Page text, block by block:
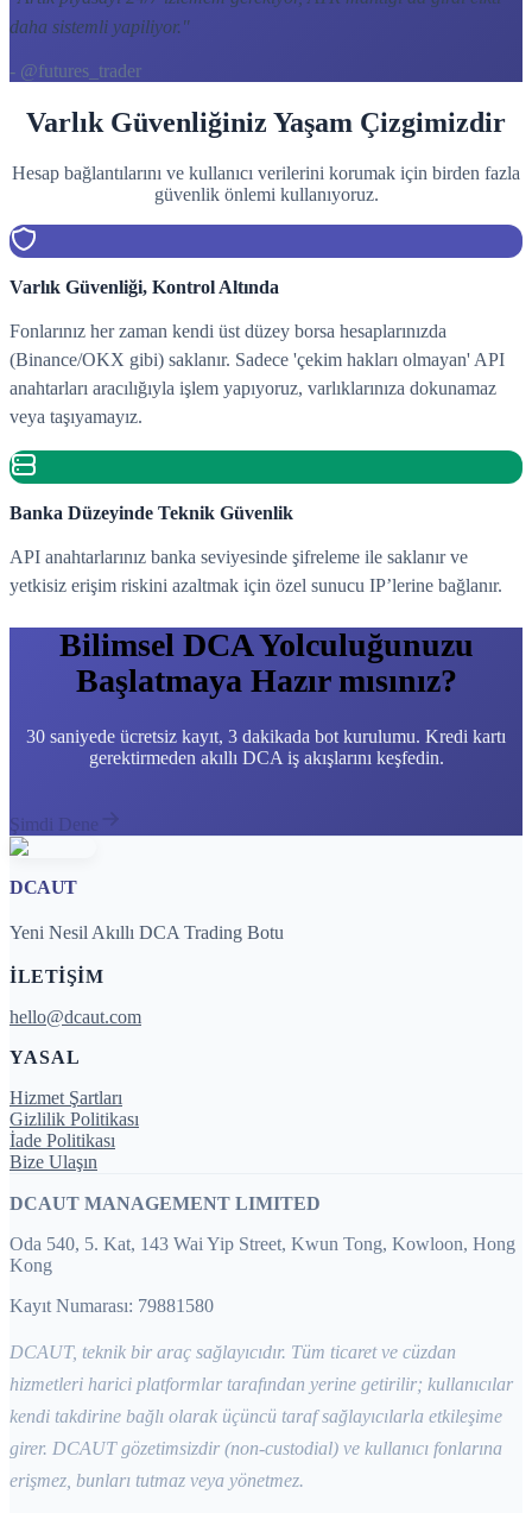
daha sistemli yapiliyor."
- @futures_trader
Varlık Güvenliğiniz Yaşam Çizgimizdir
Hesap bağlantılarını ve kullanıcı verilerini korumak için birden fazla
güvenlik önlemi kullanıyoruz.
Varlık Güvenliği, Kontrol Altında
Fonlarınız her zaman kendi üst düzey borsa hesaplarınızda
(Binance/OKX gibi) saklanır. Sadece 'çekim hakları olmayan' API
anahtarları aracılığıyla işlem yapıyoruz, varlıklarınıza dokunamaz
veya taşıyamayız.
Banka Düzeyinde Teknik Güvenlik
API anahtarlarınız banka seviyesinde şifreleme ile saklanır ve
yetkisiz erişim riskini azaltmak için özel sunucu IP’lerine bağlanır.
Bilimsel DCA Yolculuğunuzu
Başlatmaya Hazır mısınız?
30 saniyede ücretsiz kayıt, 3 dakikada bot kurulumu. Kredi kartı
gerektirmeden akıllı DCA iş akışlarını keşfedin.
Şimdi Dene
DCAUT
Yeni Nesil Akıllı DCA Trading Botu
İLETIŞIM
hello@dcaut.com
YASAL
Hizmet Şartları
Gizlilik Politikası
İade Politikası
Bize Ulaşın
DCAUT MANAGEMENT LIMITED
Oda 540, 5. Kat, 143 Wai Yip Street, Kwun Tong, Kowloon, Hong
Kong
Kayıt Numarası: 79881580
DCAUT, teknik bir araç sağlayıcıdır. Tüm ticaret ve cüzdan
hizmetleri harici platformlar tarafından yerine getirilir; kullanıcılar
kendi takdirine bağlı olarak üçüncü taraf sağlayıcılarla etkileşime
girer. DCAUT gözetimsizdir (non-custodial) ve kullanıcı fonlarına
erişmez, bunları tutmaz veya yönetmez.